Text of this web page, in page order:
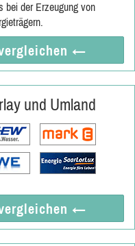
bei der Erzeugung von
←
und Umland
←